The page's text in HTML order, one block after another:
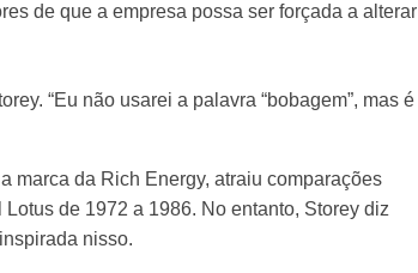
de que a empresa possa ser forçada a alterar
“Eu não usarei a palavra “bobagem”, mas é
marca da Rich Energy, atraiu comparações
de 1972 a 1986. No entanto, Storey diz
nisso.